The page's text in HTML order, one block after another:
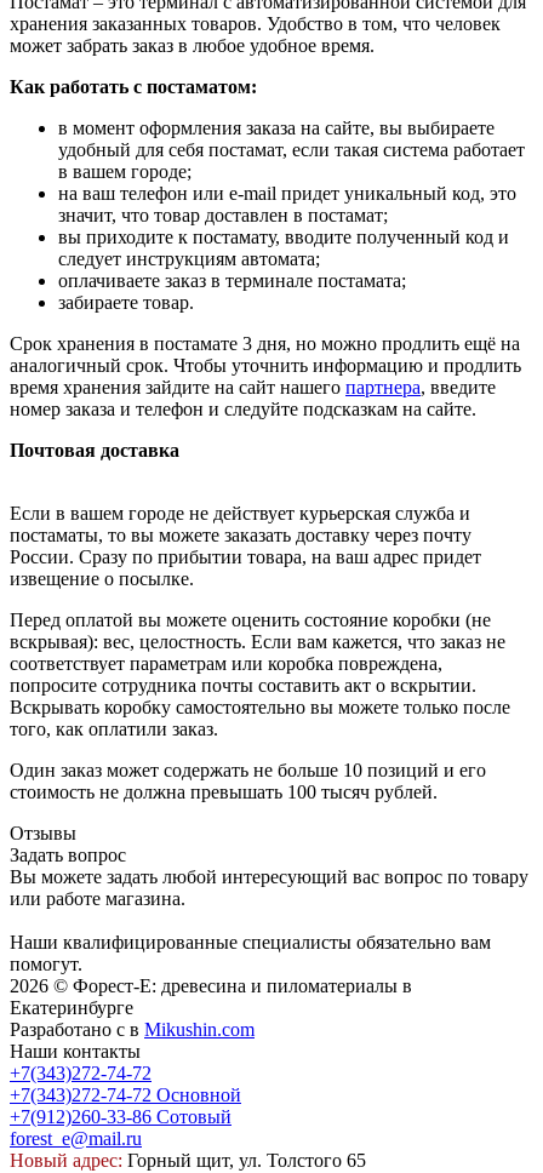
хранения заказанных товаров. Удобство в том, что человек
может забрать заказ в любое удобное время.
Как работать с постаматом:
в момент оформления заказа на сайте, вы выбираете
удобный для себя постамат, если такая система работает
в вашем городе;
на ваш телефон или e-mail придет уникальный код, это
значит, что товар доставлен в постамат;
вы приходите к постамату, вводите полученный код и
следует инструкциям автомата;
оплачиваете заказ в терминале постамата;
забираете товар.
Срок хранения в постамате 3 дня, но можно продлить ещё на
аналогичный срок. Чтобы уточнить информацию и продлить
время хранения зайдите на сайт нашего партнера, введите
номер заказа и телефон и следуйте подсказкам на сайте.
Почтовая доставка
Если в вашем городе не действует курьерская служба и
постаматы, то вы можете заказать доставку через почту
России. Сразу по прибытии товара, на ваш адрес придет
извещение о посылке.
Перед оплатой вы можете оценить состояние коробки (не
вскрывая): вес, целостность. Если вам кажется, что заказ не
соответствует параметрам или коробка повреждена,
попросите сотрудника почты составить акт о вскрытии.
Вскрывать коробку самостоятельно вы можете только после
того, как оплатили заказ.
Один заказ может содержать не больше 10 позиций и его
стоимость не должна превышать 100 тысяч рублей.
Отзывы
Задать вопрос
Вы можете задать любой интересующий вас вопрос по товару
или работе магазина.
Наши квалифицированные специалисты обязательно вам
помогут.
2026 © Форест-Е: древесина и пиломатериалы в
Екатеринбурге
Разработано с в Mikushin.com
Наши контакты
+7(343)272-74-72
+7(343)272-74-72 Основной
+7(912)260-33-86 Сотовый
forest_e@mail.ru
Новый адрес: Горный щит, ул. Толстого 65